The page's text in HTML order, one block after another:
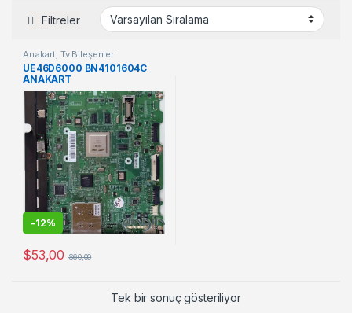
Filtreler
Anakart Tv Bileşenler
UE46D6000 BN4101604C
ANAKART
-12%
$53,00 $60,00
Tek bir sonuç gösteriliyor